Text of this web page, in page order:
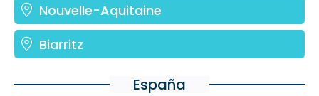
Nouvelle-Aquitaine
Biarritz
España